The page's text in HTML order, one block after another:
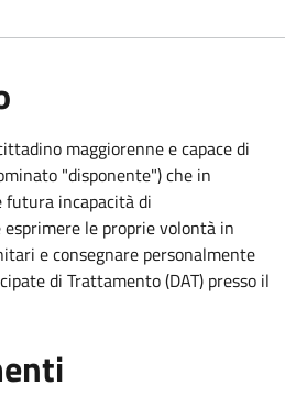
maggiorenne e capace di
"disponente") che in
incapacità di
le proprie volontà in
e consegnare personalmente
di Trattamento (DAT) presso il